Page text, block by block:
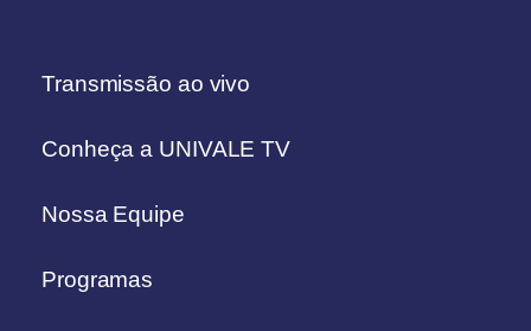
Transmissão ao vivo
Conheça a UNIVALE TV
Nossa Equipe
Programas